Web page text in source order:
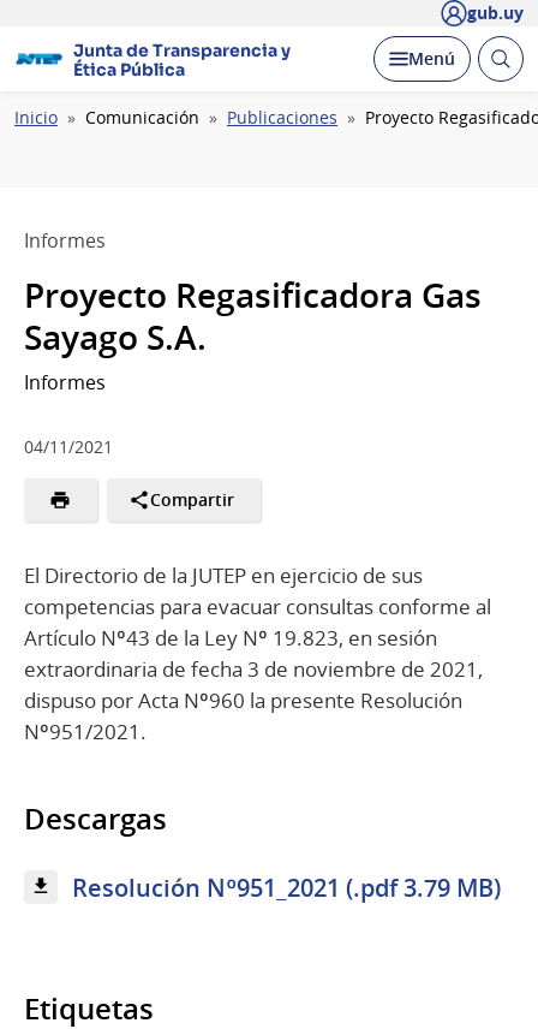
gub.uy
Junta de Transparencia y
Ética Pública
Desplegar
Menú Abrir
Ruta
Inicio Comunicación Publicaciones Proyecto
Informes
Proyecto Regasificadora Gas
Sayago S.A.
Informes
04/11/2021
Compartir
El Directorio de la JUTEP en ejercicio de sus
competencias para evacuar consultas conforme al
Artículo Nº43 de la Ley Nº 19.823, en sesión
extraordinaria de fecha 3 de noviembre de 2021,
dispuso por Acta Nº960 la presente Resolución
Nº951/2021.
Descargas
Resolución Nº951_2021 (.pdf 3.79 MB)
Etiquetas